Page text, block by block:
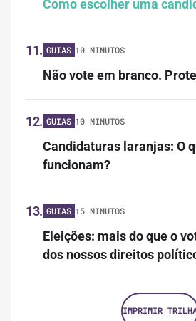
Como escolher uma
11. GUIAS 10 MINUTOS
Não vote em branco.
12. GUIAS 10 MINUTOS
Candidaturas laranjas: O
funcionam?
13. GUIAS 15 MINUTOS
Eleições: mais do que o
dos nossos direitos
IMPRIMIR